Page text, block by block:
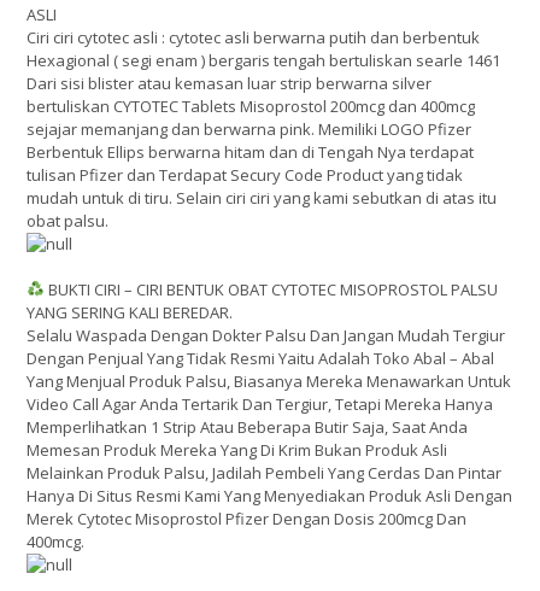
ASLI
Ciri ciri cytotec asli : cytotec asli berwarna putih dan berbentuk
Hexagional ( segi enam ) bergaris tengah bertuliskan searle 1461
Dari sisi blister atau kemasan luar strip berwarna silver
bertuliskan CYTOTEC Tablets Misoprostol 200mcg dan 400mcg
sejajar memanjang dan berwarna pink. Memiliki LOGO Pfizer
Berbentuk Ellips berwarna hitam dan di Tengah Nya terdapat
tulisan Pfizer dan Terdapat Secury Code Product yang tidak
mudah untuk di tiru. Selain ciri ciri yang kami sebutkan di atas itu
obat palsu.
BUKTI CIRI – CIRI BENTUK OBAT CYTOTEC MISOPROSTOL PALSU
YANG SERING KALI BEREDAR.
Selalu Waspada Dengan Dokter Palsu Dan Jangan Mudah Tergiur
Dengan Penjual Yang Tidak Resmi Yaitu Adalah Toko Abal – Abal
Yang Menjual Produk Palsu, Biasanya Mereka Menawarkan Untuk
Video Call Agar Anda Tertarik Dan Tergiur, Tetapi Mereka Hanya
Memperlihatkan 1 Strip Atau Beberapa Butir Saja, Saat Anda
Memesan Produk Mereka Yang Di Krim Bukan Produk Asli
Melainkan Produk Palsu, Jadilah Pembeli Yang Cerdas Dan Pintar
Hanya Di Situs Resmi Kami Yang Menyediakan Produk Asli Dengan
Merek Cytotec Misoprostol Pfizer Dengan Dosis 200mcg Dan
400mcg.